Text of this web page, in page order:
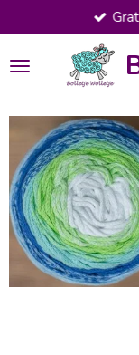
direct
naar
de